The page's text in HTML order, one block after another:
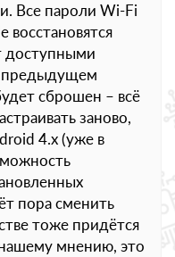
Все пароли Wi-Fi
восстановятся
доступными
предыдущем
сброшен – всё
заново,
4.x (уже в
пора сменить
тоже придётся
нашему мнению, это